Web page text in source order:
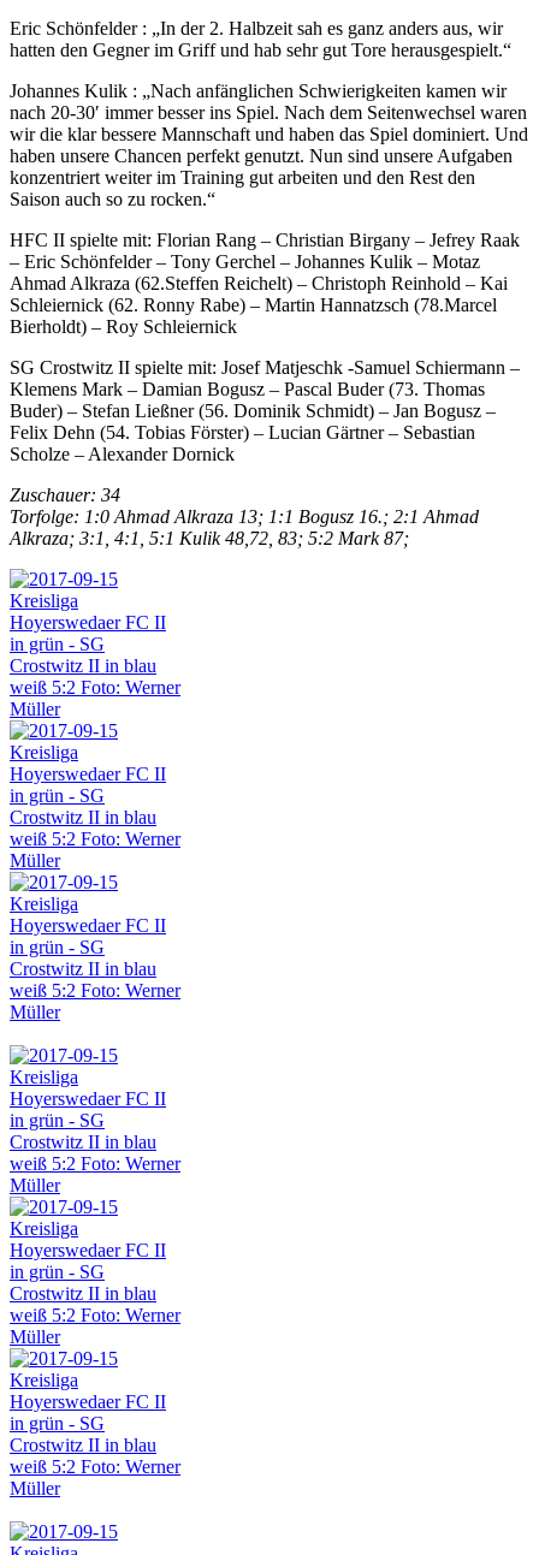
Eric Schönfelder : „In der 2. Halbzeit sah es ganz anders aus, wir
hatten den Gegner im Griff und hab sehr gut Tore herausgespielt.“
Johannes Kulik : „Nach anfänglichen Schwierigkeiten kamen wir
nach 20-30′ immer besser ins Spiel. Nach dem Seitenwechsel waren
wir die klar bessere Mannschaft und haben das Spiel dominiert. Und
haben unsere Chancen perfekt genutzt. Nun sind unsere Aufgaben
konzentriert weiter im Training gut arbeiten und den Rest den
Saison auch so zu rocken.“
HFC II spielte mit: Florian Rang – Christian Birgany – Jefrey Raak
– Eric Schönfelder – Tony Gerchel – Johannes Kulik – Motaz
Ahmad Alkraza (62.Steffen Reichelt) – Christoph Reinhold – Kai
Schleiernick (62. Ronny Rabe) – Martin Hannatzsch (78.Marcel
Bierholdt) – Roy Schleiernick
SG Crostwitz II spielte mit: Josef Matjeschk -Samuel Schiermann –
Klemens Mark – Damian Bogusz – Pascal Buder (73. Thomas
Buder) – Stefan Ließner (56. Dominik Schmidt) – Jan Bogusz –
Felix Dehn (54. Tobias Förster) – Lucian Gärtner – Sebastian
Scholze – Alexander Dornick
Zuschauer: 34
Torfolge: 1:0 Ahmad Alkraza 13; 1:1 Bogusz 16.; 2:1 Ahmad
Alkraza; 3:1, 4:1, 5:1 Kulik 48,72, 83; 5:2 Mark 87;